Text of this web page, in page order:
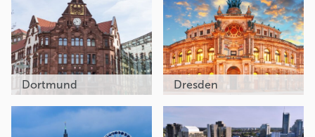
Dortmund Dresden